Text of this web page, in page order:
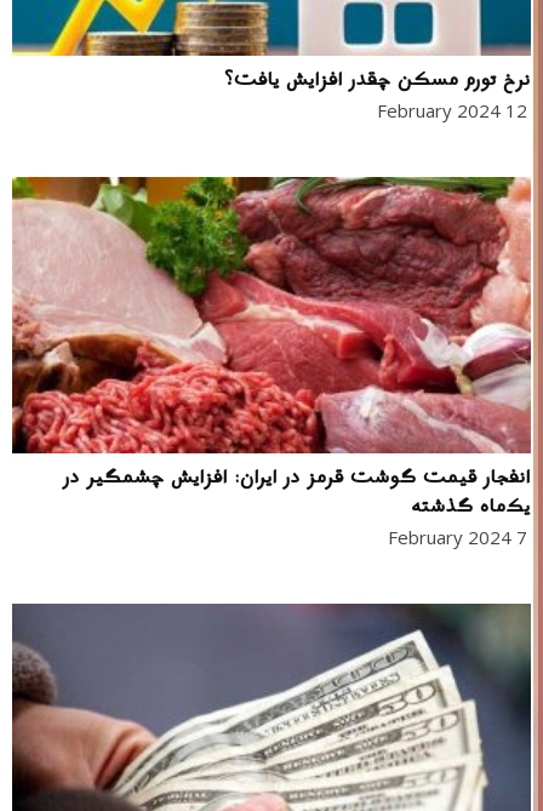
نرخ تورم مسکن چقدر افزایش یافت؟
12 February 2024
انفجار قیمت گوشت قرمز در ایران: افزایش چشمگیر در
یک‌ماه گذشته
7 February 2024